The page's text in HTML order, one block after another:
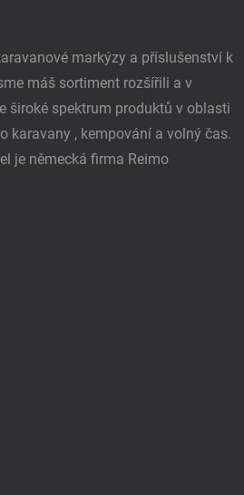
markýzy a příslušenství k
máš sortiment rozšířili a v
široké spektrum produktů v oblasti
karavany , kempování a volný čas.
je německá firma Reimo